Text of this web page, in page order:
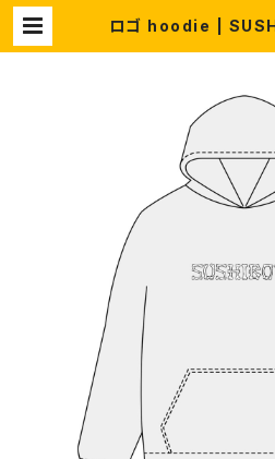
ロゴ hoodie |